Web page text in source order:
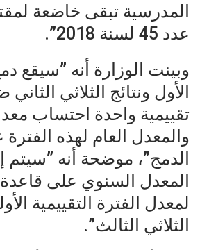
المدرسية تبقى خاضعة
عدد 45 لسنة 2018”.
وبينت الوزارة أنه ”سيقع
الأول ونتائج الثلاثي
تقييمية واحدة احتساب
والمعدل العام لهذه
الدمج”، موضحة أنه
المعدل السنوي على
لمعدل الفترة التقييمية
الثلاثي الثالث”.